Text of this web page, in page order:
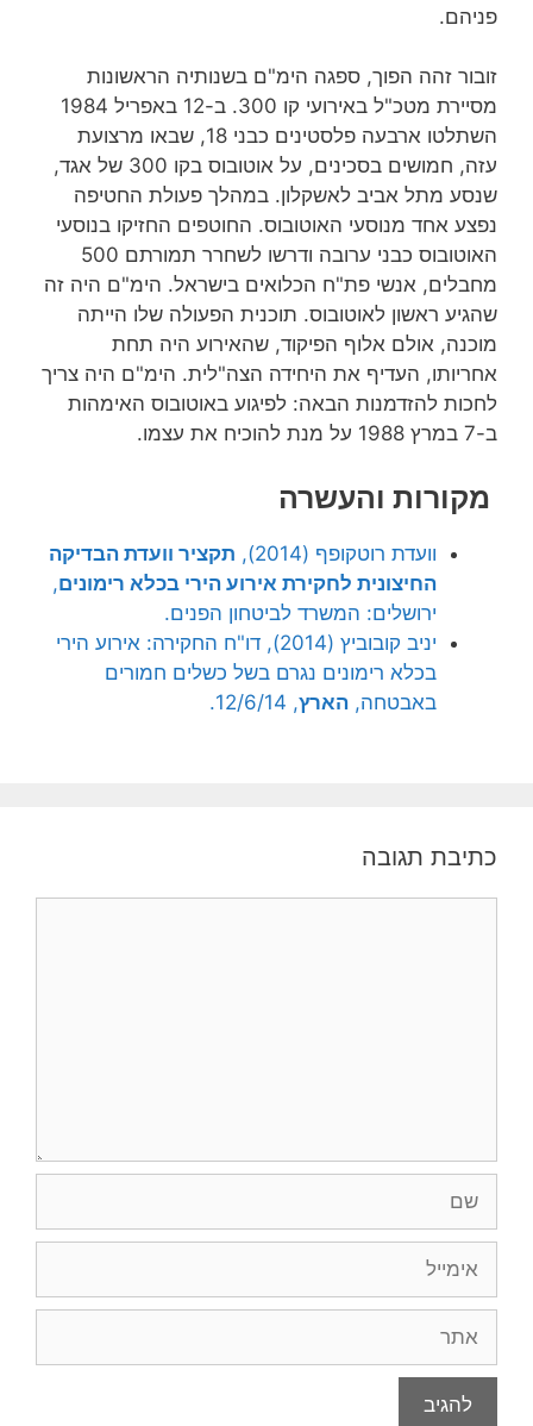
פניהם.
זובור זהה הפוך, ספגה הימ"ם בשנותיה הראשונות
מסיירת מטכ"ל באירועי קו 300. ב-12 באפריל 1984
השתלטו ארבעה פלסטינים כבני 18, שבאו מרצועת
עזה, חמושים בסכינים, על אוטובוס בקו ‎300 של אגד,
שנסע מתל אביב לאשקלון. במהלך פעולת החטיפה
נפצע אחד מנוסעי האוטובוס. החוטפים החזיקו בנוסעי
האוטובוס כבני ערובה ודרשו לשחרר תמורתם 500
מחבלים, אנשי פת"ח הכלואים בישראל. הימ"ם היה זה
שהגיע ראשון לאוטובוס. תוכנית הפעולה שלו הייתה
מוכנה, אולם אלוף הפיקוד, שהאירוע היה תחת
אחריותו, העדיף את היחידה הצה"לית. הימ"ם היה צריך
לחכות להזדמנות הבאה: לפיגוע באוטובוס האימהות
ב-7 במרץ 1988 על מנת להוכיח את עצמו.
מקורות והעשרה
וועדת רוטקופף (2014),
תקציר וועדת הבדיקה
החיצונית לחקירת אירוע הירי בכלא רימונים,
ירושלים: המשרד לביטחון הפנים.
יניב קובוביץ (2014), דו"ח החקירה: אירוע הירי
בכלא רימונים נגרם בשל כשלים חמורים
באבטחה, הארץ, 12/6/14.
כתיבת תגובה